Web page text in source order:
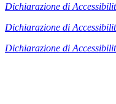
Dichiarazione di
Dichiarazione di
Dichiarazione di